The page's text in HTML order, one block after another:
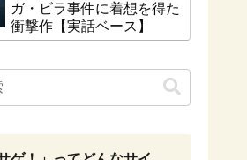
ガ・ビラ事件に着想を得た
衝撃作【実話ベース】